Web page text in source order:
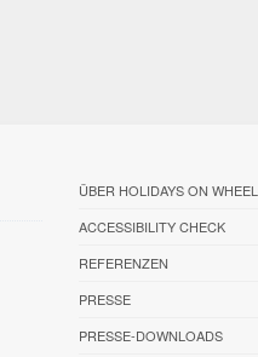
ÜBER HOLIDAYS ON
ACCESSIBILITY CHECK
REFERENZEN
PRESSE
PRESSE-DOWNLOADS